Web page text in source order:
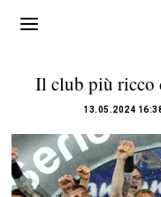
Il club più ricco
13.05.2024